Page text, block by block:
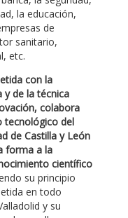
la educación,
de
sanitario,
etc.
con la
y de la técnica
colabora
tecnológico del
de Castilla y León
forma a la
científico
su principio
en todo
y su